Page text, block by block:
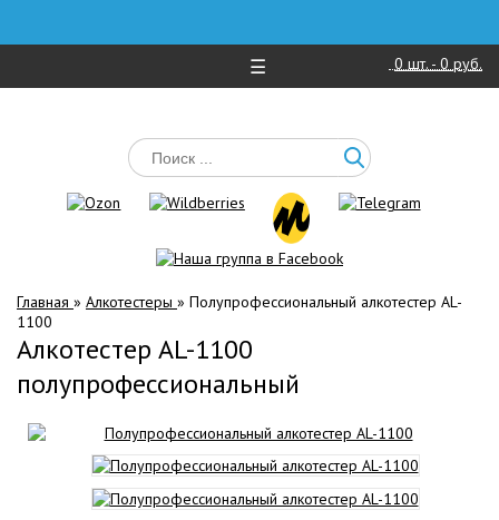
☰ 0 шт. - 0 руб.
Главная » Алкотестеры » Полупрофессиональный алкотестер AL-
1100
Алкотестер AL-1100
полупрофессиональный